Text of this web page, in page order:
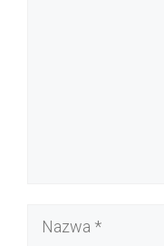
Nazwa